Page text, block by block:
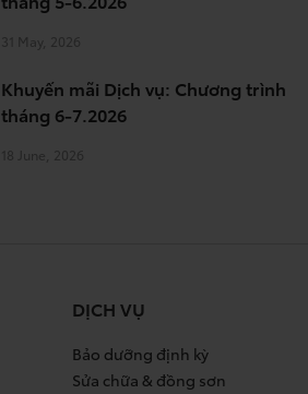
Khuyến mãi Dịch vụ: Chương trình
tháng 6-7.2026
DỊCH VỤ
Bảo dưỡng định kỳ
Sửa chữa & đồng sơn